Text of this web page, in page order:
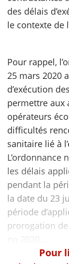
des délais
le contexte de
Pour rappel,
25 mars 2020
d’exécution
permettre aux
opérateurs
difficultés
sanitaire lié à
L’ordonnance
les délais
pendant la
la date du 23
période
prorogation de
Pour